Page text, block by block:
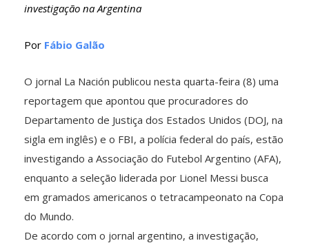
investigação na Argentina
Por Fábio Galão
O jornal La Nación publicou nesta quarta-feira (8) uma
reportagem que apontou que procuradores do
Departamento de Justiça dos Estados Unidos (DOJ, na
sigla em inglês) e o FBI, a polícia federal do país, estão
investigando a Associação do Futebol Argentino (AFA),
enquanto a seleção liderada por Lionel Messi busca
em gramados americanos o tetracampeonato na Copa
do Mundo.
De acordo com o jornal argentino, a investigação,